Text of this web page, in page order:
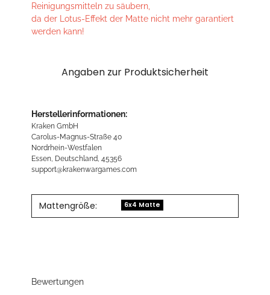
Reinigungsmitteln zu säubern,
da der Lotus-Effekt der Matte nicht mehr garantiert
werden kann!
Angaben zur Produktsicherheit
Herstellerinformationen:
Kraken GmbH
Carolus-Magnus-Straße 40
Nordrhein-Westfalen
Essen, Deutschland, 45356
support@krakenwargames.com
Mattengröße: 6x4 Matte
Bewertungen